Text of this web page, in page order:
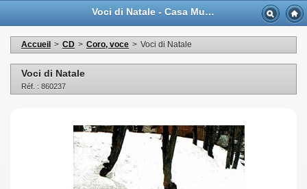
Voci di Natale - Casa Musicale Eco
Accueil > CD > Coro, voce > Voci di Natale
Voci di Natale
Réf. : 860237